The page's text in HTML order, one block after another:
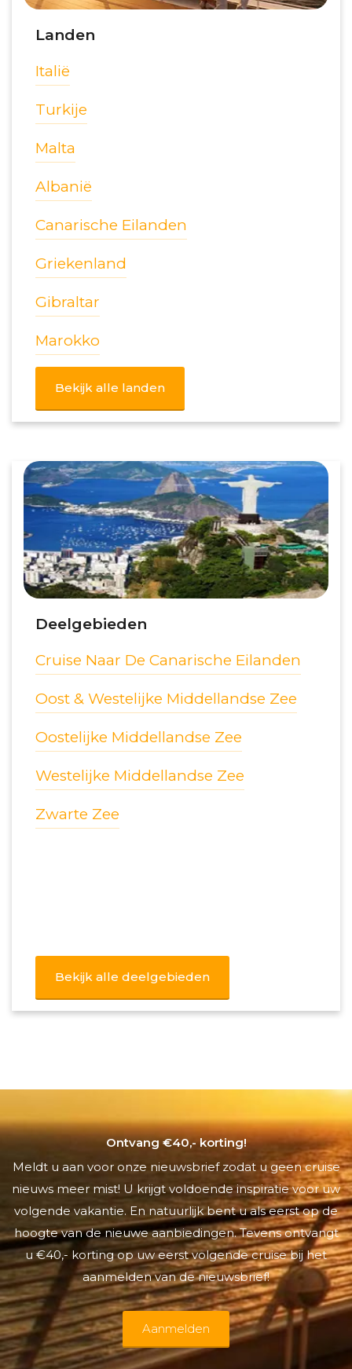
Landen
Italië
Turkije
Malta
Albanië
Canarische Eilanden
Griekenland
Gibraltar
Marokko
Bekijk alle landen
Deelgebieden
Cruise Naar De Canarische Eilanden
Oost & Westelijke Middellandse Zee
Oostelijke Middellandse Zee
Westelijke Middellandse Zee
Zwarte Zee
Bekijk alle deelgebieden
Ontvang €40,- korting!
Meldt u aan voor onze nieuwsbrief zodat u geen cruise
nieuws meer mist! U krijgt voldoende inspiratie voor uw
volgende vakantie. En natuurlijk bent u als eerst op de
hoogte van de nieuwe aanbiedingen. Tevens ontvangt
u €40,- korting op uw eerst volgende cruise bij het
aanmelden van de nieuwsbrief!
Aanmelden